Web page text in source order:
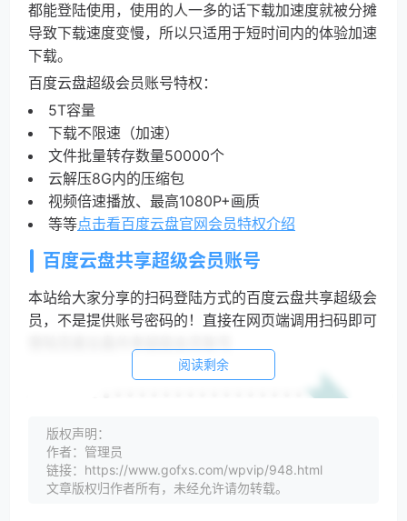
都能登陆使用，使用的人一多的话下载加速度就被分摊
导致下载速度变慢，所以只适用于短时间内的体验加速
下载。
百度云盘超级会员账号特权：
5T容量
下载不限速（加速）
文件批量转存数量50000个
云解压8G内的压缩包
视频倍速播放、最高1080P+画质
等等点击看百度云盘官网会员特权介绍
百度云盘共享超级会员账号
本站给大家分享的扫码登陆方式的百度云盘共享超级会
员，不是提供账号密码的！直接在网页端调用扫码即可
阅读剩余
版权声明：
作者：管理员
链接：https://www.gofxs.com/wpvip/948.html
文章版权归作者所有，未经允许请勿转载。